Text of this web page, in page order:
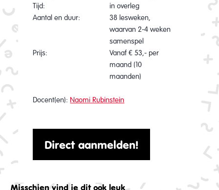
Tijd:
in overleg
Aantal en duur:
38 lesweken,
waarvan 2-4 weken
samenspel
Prijs:
Vanaf € 53,- per
maand (10
maanden)
Docent(en):Naomi Rubinstein
Direct aanmelden!
Misschien vind je dit ook leuk